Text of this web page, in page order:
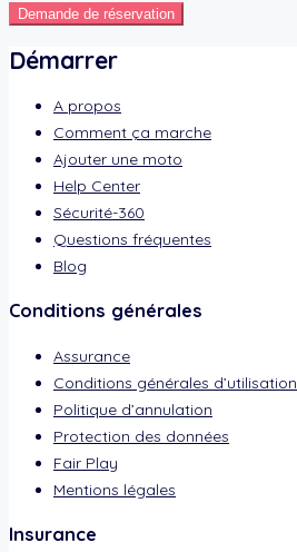
Demande de réservation
Démarrer
A propos
Comment ça marche
Ajouter une moto
Help Center
Sécurité-360
Questions fréquentes
Blog
Conditions générales
Assurance
Conditions générales d’utilisation
Politique d’annulation
Protection des données
Fair Play
Mentions légales
Insurance